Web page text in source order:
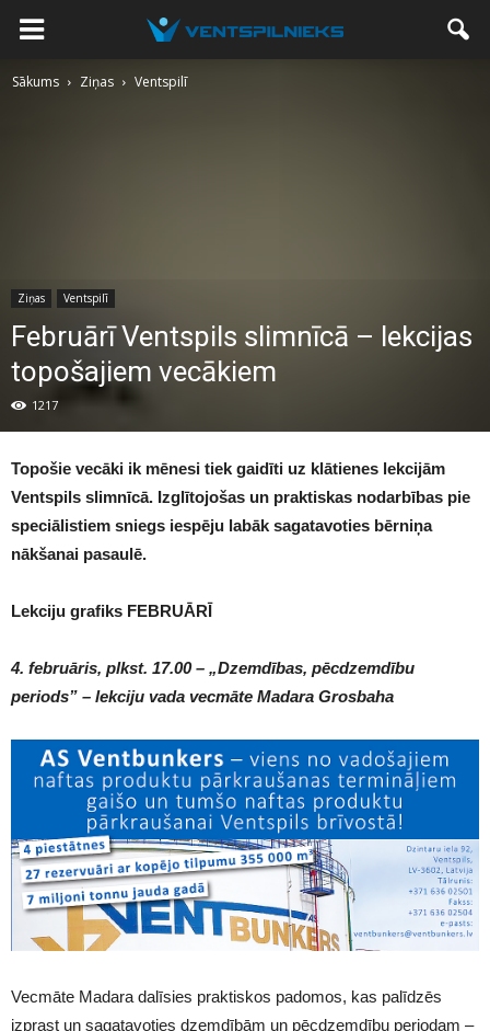
Sākums Ziņas Ventspilī
Ziņas Ventspilī
Februārī Ventspils slimnīcā – lekcijas
topošajiem vecākiem
1217
Topošie vecāki ik mēnesi tiek gaidīti uz klātienes lekcijām
Ventspils slimnīcā. Izglītojošas un praktiskas nodarbības pie
speciālistiem sniegs iespēju labāk sagatavoties bērniņa
nākšanai pasaulē.
Lekciju grafiks FEBRUĀRĪ
4. februāris, plkst. 17.00 – „Dzemdības, pēcdzemdību
periods” – lekciju vada vecmāte Madara Grosbaha
Vecmāte Madara dalīsies praktiskos padomos, kas palīdzēs
izprast un sagatavoties dzemdībām un pēcdzemdību periodam –